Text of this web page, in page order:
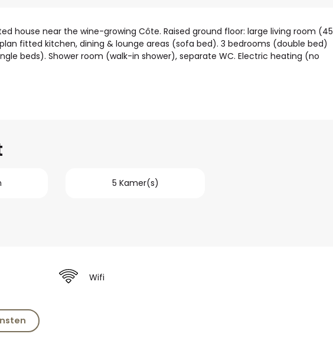
house near the wine-growing Côte. Raised ground floor: large living room (45
fitted kitchen, dining & lounge areas (sofa bed). 3 bedrooms (double bed)
beds). Shower room (walk-in shower), separate WC. Electric heating (no
5 Kamer(s)
Wifi